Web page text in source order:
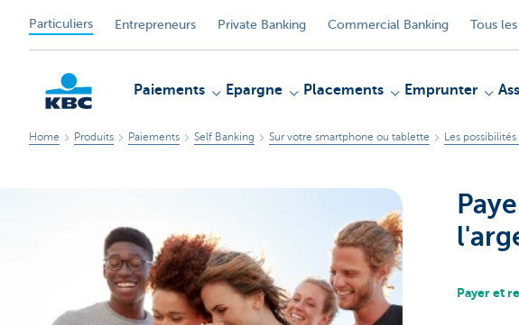
Particuliers Entrepreneurs Private Banking Commercial Banking Tous
Paiements Epargne Placements Emprunter
Home Produits Paiements Self Banking Sur votre smartphone ou tablette Les
Payer et